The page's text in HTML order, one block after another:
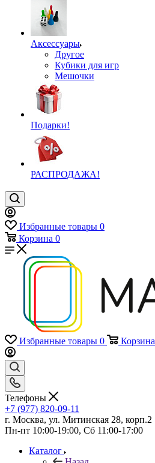
Аксессуары
Другое
Кубики для игр
Мешочки
Подарки!
РАСПРОДАЖА!
Избранные товары 0
Корзина 0
Избранные товары 0 Корзина
Телефоны
+7 (977) 820-09-11
г. Москва, ул. Митинская 28, корп.2
Пн-пт 10:00-19:00, Сб 11:00-17:00
Каталог